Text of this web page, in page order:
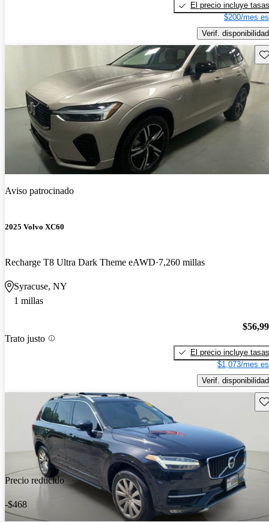
El precio incluye tasas
$200/mes
Verif. disponibilidad
Aviso patrocinado
2025 Volvo XC60
Recharge T8 Ultra Dark Theme eAWD 7,260 millas
Syracuse, NY
1 millas
Trato justo
El precio incluye tasas
$1,073/mes
Verif. disponibilidad
Precio reducido
-$468